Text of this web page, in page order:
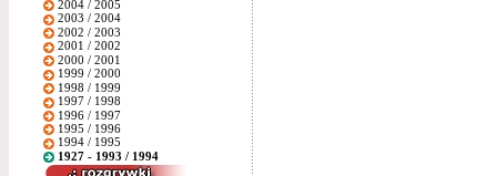
2004 / 2005
2003 / 2004
2002 / 2003
2001 / 2002
2000 / 2001
1999 / 2000
1998 / 1999
1997 / 1998
1996 / 1997
1995 / 1996
1994 / 1995
1927 - 1993 / 1994